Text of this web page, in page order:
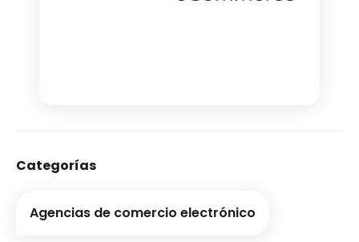
Categorías
Agencias de comercio electrónico